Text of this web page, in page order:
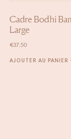
Cadre Bodhi
Large
€37,50
AJOUTER AU PANIER